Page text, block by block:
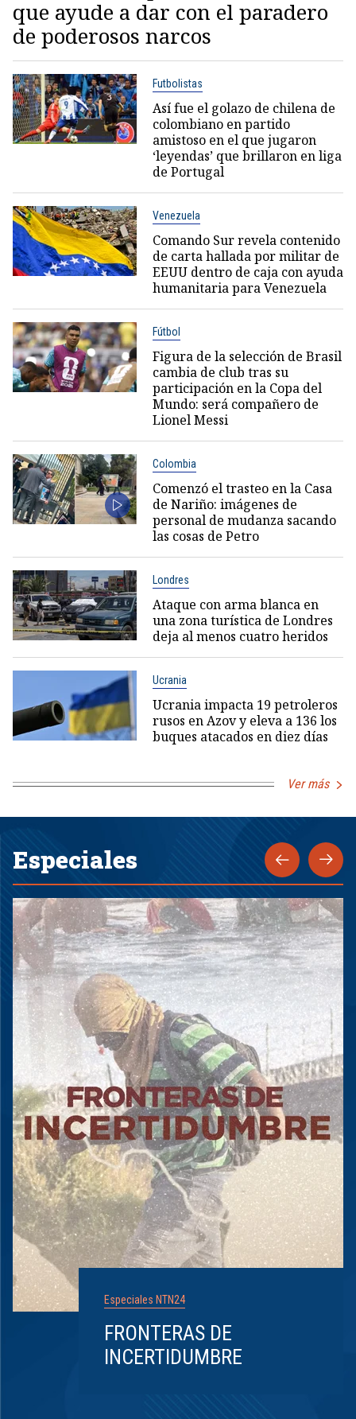
que ayude a dar con el paradero
de poderosos narcos
Futbolistas
Así fue el golazo de chilena de
colombiano en partido
amistoso en el que jugaron
‘leyendas’ que brillaron en liga
de Portugal
Venezuela
Comando Sur revela contenido
de carta hallada por militar de
EEUU dentro de caja con ayuda
humanitaria para Venezuela
Fútbol
Figura de la selección de Brasil
cambia de club tras su
participación en la Copa del
Mundo: será compañero de
Lionel Messi
Colombia
Comenzó el trasteo en la Casa
de Nariño: imágenes de
personal de mudanza sacando
las cosas de Petro
Londres
Ataque con arma blanca en
una zona turística de Londres
deja al menos cuatro heridos
Ucrania
Ucrania impacta 19 petroleros
rusos en Azov y eleva a 136 los
buques atacados en diez días
Ver más
Especiales
Especiales NTN24
FRONTERAS DE
INCERTIDUMBRE